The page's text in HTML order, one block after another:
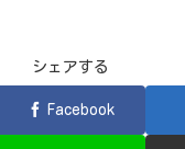
シェアする
Facebook